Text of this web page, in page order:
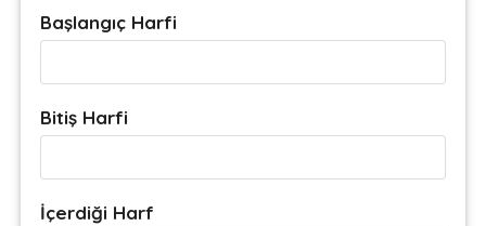
Başlangıç Harfi
Bitiş Harfi
İçerdiği Harf